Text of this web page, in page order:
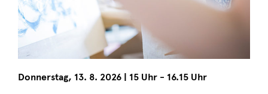
Donnerstag, 13. 8. 2026 15 Uhr - 16.15 Uhr